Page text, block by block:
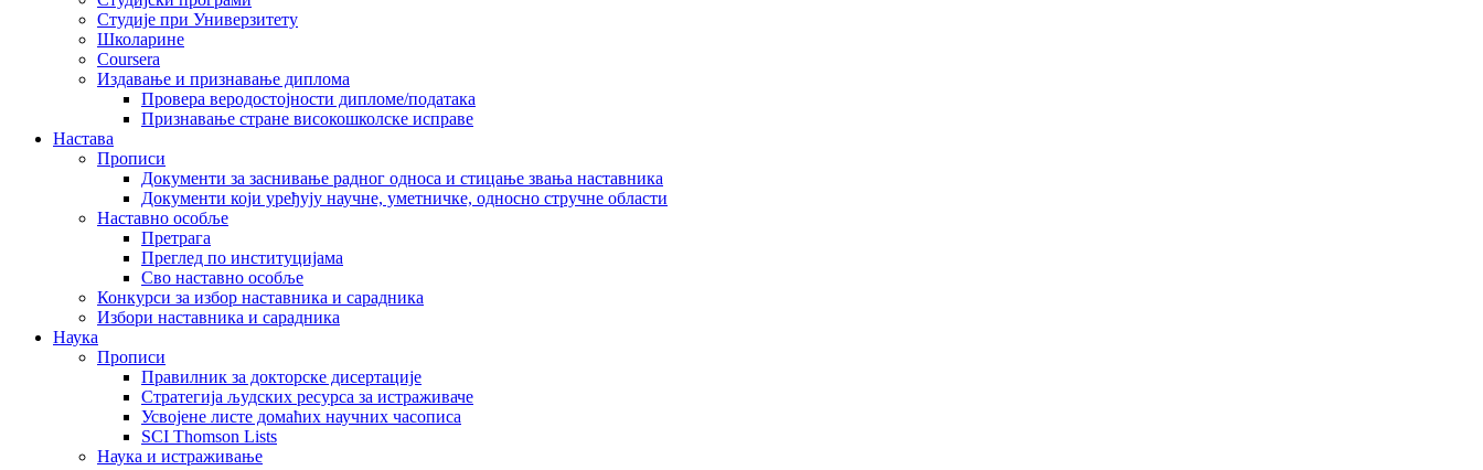
Студије при Универзитету
Школарине
Coursera
Издавање и признавање диплома
Провера веродостојности дипломе/података
Признавање стране високошколске исправе
Настава
Прописи
Документи за заснивање радног односа и стицање звања наставника
Документи који уређују научне, уметничке, односно стручне области
Наставно особље
Претрага
Преглед по институцијама
Сво наставно особље
Конкурси за избор наставника и сарадника
Избори наставника и сарадника
Наука
Прописи
Правилник за докторске дисертације
Стратегија људских ресурса за истраживаче
Усвојене листе домаћих научних часописа
SCI Thomson Lists
Наука и истраживање